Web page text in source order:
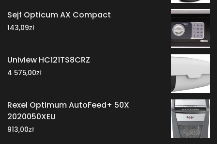
Sejf Opticum AX Compact
143,09zł
Uniview HC121TS8CRZ
4 575,00zł
Rexel Optimum AutoFeed+ 50X
2020050XEU
913,00zł